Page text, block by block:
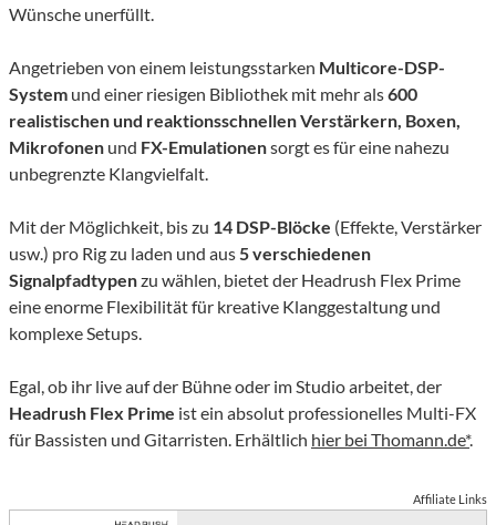
Wünsche unerfüllt.
Angetrieben von einem leistungsstarken Multicore-DSP-
System und einer riesigen Bibliothek mit mehr als600
realistischen und reaktionsschnellen Verstärkern, Boxen,
Mikrofonen und FX-Emulationensorgt es für eine nahezu
unbegrenzte Klangvielfalt.
Mit der Möglichkeit, bis zu 14 DSP-Blöcke (Effekte, Verstärker
usw.) pro Rig zu laden und aus5 verschiedenen
Signalpfadtypenzu wählen, bietet der Headrush Flex Prime
eine enorme Flexibilität für kreative Klanggestaltung und
komplexe Setups.
Egal, ob ihr live auf der Bühne oder im Studio arbeitet, der
Headrush Flex Prime ist ein absolut professionelles Multi-FX
für Bassisten und Gitarristen. Erhältlich hier bei Thomann.de*.
Affiliate Links